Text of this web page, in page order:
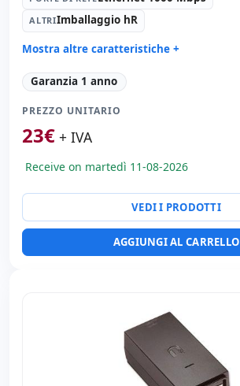
ALTRIImballaggio hR
Mostra altre caratteristiche +
Generale stampante:
Porte di rete: Ethernet 1000 Mbps.
Altri: Imballaggio hR
Dimensioni:
Garanzia 1 anno
PREZZO UNITARIO
23€ + IVA
Receive on martedì 11-08-2026
VEDI I PRODOTTI
AGGIUNGI AL CARRELLO